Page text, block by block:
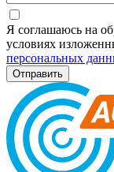
Я соглашаюсь на
условиях
персональных